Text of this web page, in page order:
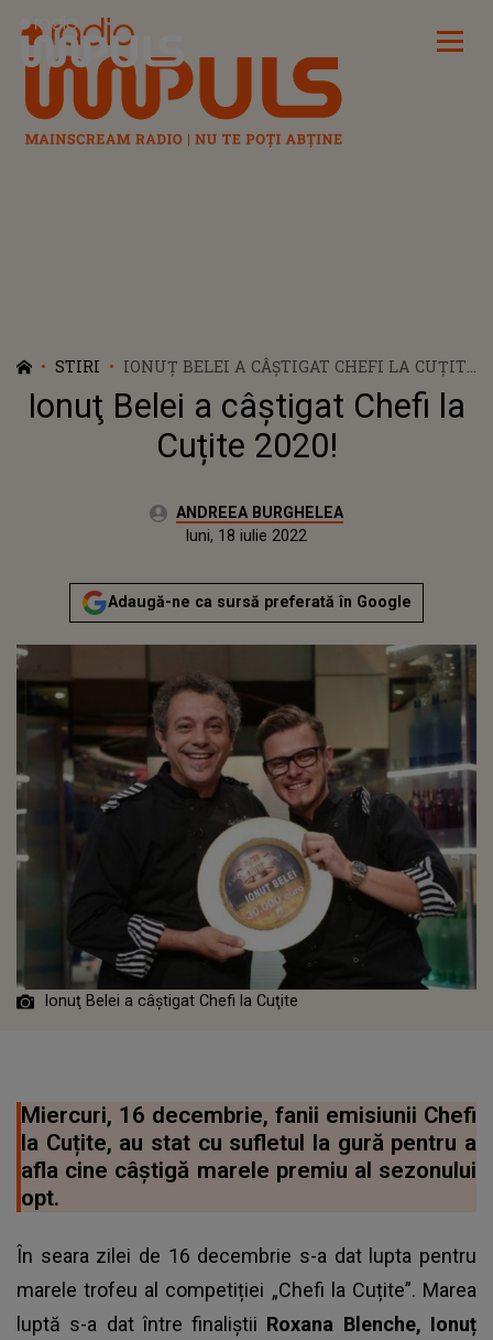
Radio Impuls
STIRI
IONUŢ BELEI A CÂȘTIGAT CHEFI LA CUȚITE
2020!
Ionuţ Belei a câștigat Chefi la
Cuțite 2020!
Autor:ANDREEA BURGHELEA
miercuri, 16 decembrie 2020Actualizat:
luni, 18 iulie 2022
Adaugă-ne ca sursă preferată în Google
Ionuţ Belei a câştigat Chefi la Cuţite
Miercuri, 16 decembrie, fanii emisiunii Chefi
la Cuțite, au stat cu sufletul la gură pentru a
afla cine câștigă marele premiu al sezonului
opt.
În seara zilei de 16 decembrie s-a dat lupta pentru
marele trofeu al competiției „Chefi la Cuțite”. Marea
luptă s-a dat între finaliștii Roxana Blenche, Ionuț